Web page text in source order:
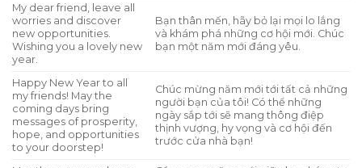
My dear friend, leave all
worries and discover
new opportunities.
Wishing you a lovely new
year.
Bạn thân mến, hãy bỏ lại mọi lo lắng
và khám phá những cơ hội mới. Chúc
bạn một năm mới đáng yêu.
Happy New Year to all
my friends! May the
coming days bring
messages of prosperity,
hope, and opportunities
to your doorstep!
Chúc mừng năm mới tới tất cả những
người bạn của tôi! Có thể những
ngày sắp tới sẽ mang thông điệp
thịnh vượng, hy vọng và cơ hội đến
trước cửa nhà bạn!